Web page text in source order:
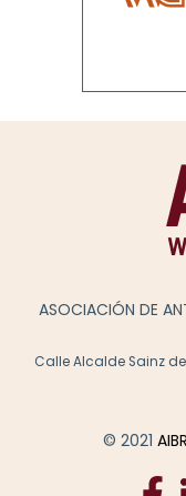
ASOCIACIÓN DE
Calle Alcalde Sainz
© 2021